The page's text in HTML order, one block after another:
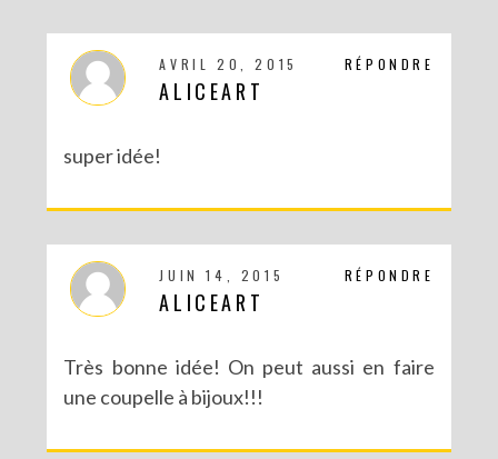
RÉPONDRE
AVRIL 20, 2015
ALICEART
super idée!
RÉPONDRE
JUIN 14, 2015
ALICEART
Très bonne idée! On peut aussi en faire
une coupelle à bijoux!!!